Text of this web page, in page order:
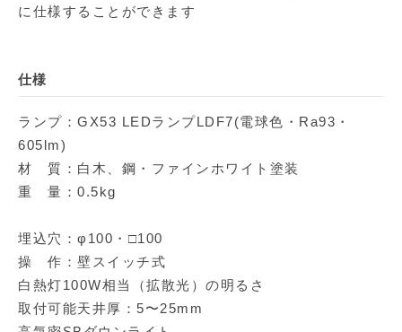
に仕様することができます
仕様
ランプ：GX53 LEDランプLDF7(電球色・Ra93・
605lm)
材 質：白木、鋼・ファインホワイト塗装
重 量：0.5kg
埋込穴：φ100・□100
操 作：壁スイッチ式
白熱灯100W相当（拡散光）の明るさ
取付可能天井厚：5〜25mm